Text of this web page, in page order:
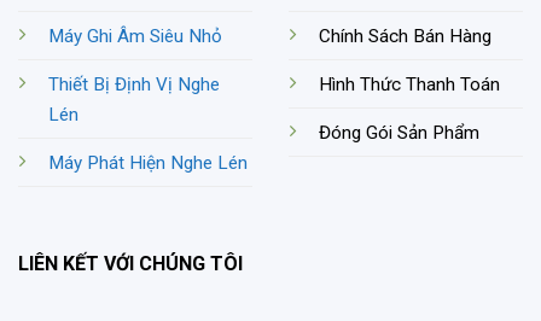
Máy Ghi Âm Siêu Nhỏ
Thiết Bị Định Vị Nghe
Lén
Máy Phát Hiện Nghe Lén
Chính Sách Bán Hàng
Hình Thức Thanh Toán
Đóng Gói Sản Phẩm
LIÊN KẾT VỚI CHÚNG TÔI